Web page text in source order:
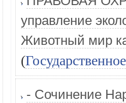
управление
Животный мир
(
- Сочинение